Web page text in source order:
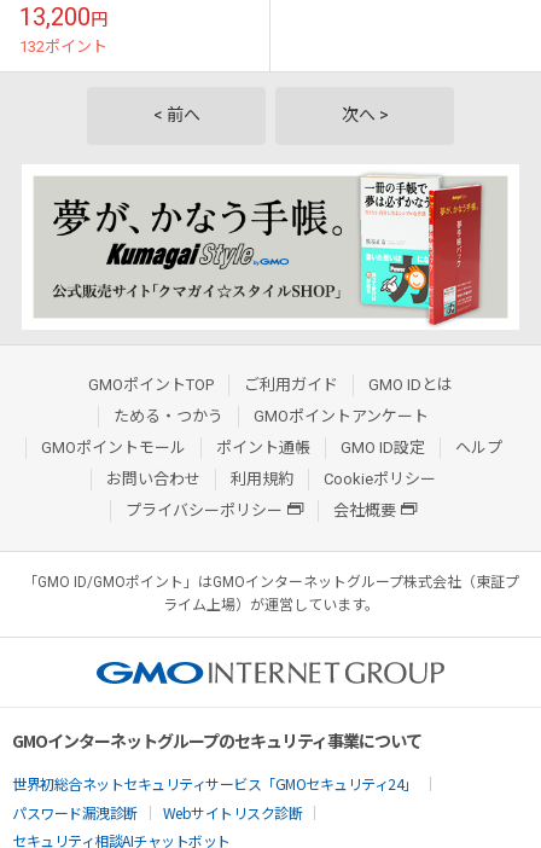
13,200円
132ポイント
< 前へ 次へ >
GMOポイントTOP ご利用ガイド
GMO IDとは
ためる・つかう
GMOポイントアンケート
GMOポイントモール
ポイント通帳 GMO ID設定
ヘルプ
お問い合わせ
利用規約
Cookieポリシー
プライバシーポリシー
会社概要
「GMO ID/GMOポイント」はGMOインターネットグループ株式会社（東証プ
ライム上場）が運営しています。
GMOインターネットグループのセキュリティ事業について
世界初総合ネットセキュリティサービス「GMOセキュリティ24」
パスワード漏洩診断
Webサイトリスク診断
セキュリティ相談AIチャットボット